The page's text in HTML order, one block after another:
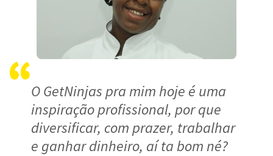
O GetNinjas pra mim hoje é uma
inspiração profissional, por que
diversificar, com prazer, trabalhar
e ganhar dinheiro, aí ta bom né?